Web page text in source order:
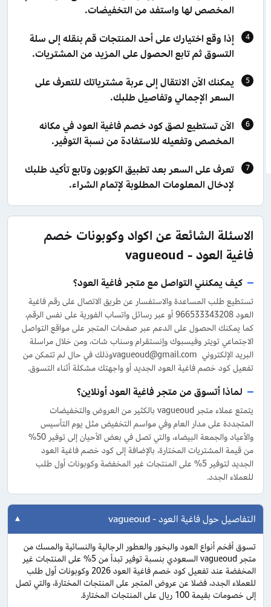
المخصص لها واستفد من التخفيضات.
إذا وقع اختيارك على أحد المنتجات قم بنقله إلى سلة
التسوق ثم تابع الحصول على المزيد من المشتريات.
يمكنك الآن الانتقال إلى عربة مشترياتك للتعرف على
السعر الإجمالي وتفاصيل طلبك.
الآن تستطيع لصق كود خصم فاغية العود في مكانه
المخصص وتفعيله للاستفادة من نسبة التوفير.
تعرف على السعر بعد تطبيق الكوبون وتابع تأكيد طلبك
لإدخال المعلومات المطلوبة لإتمام الشراء.
الاسئلة الشائعة عن اكواد وكوبونات خصم
فاغية العود - vagueoud
كيف يمكنني التواصل مع متجر فاغية العود؟
تستطيع طلب المساعدة والاستفسار عن طريق الاتصال على رقم فاغية
العود 966533343208 أو عبر رسائل واتساب الفورية على نفس الرقم،
كما يمكنك الحصول على الدعم عبر صفحات المتجر على مواقع التواصل
الاجتماعي تويتر وفيسبوك وإنستقرام وسناب شات، ومن خلال مراسلة
البريد الإلكتروني vagueoud@gmail.comوذلك في حال لم تتمكن من
تفعيل كود خصم فاغية العود الجديد أو واجهتك مشكلة أثناء التسوق.
لماذا أتسوق من متجر فاغية العود أونلاين؟
يتمتع عملاء متجر vagueoud بالكثير من العروض والتخفيضات
المتجددة على مدار العام وفي مواسم التخفيض مثل يوم التأسيس
والأعياد والجمعة البيضاء، والتي تصل في بعض الأحيان إلى توفير 50%
من قيمة المشتريات المختارة، بالإضافة إلى كود خصم فاغية العود
الجديد لتوفير 5% على المنتجات غير المخفضة وكوبونات أول طلب
للعملاء الجدد.
التفاصيل حول فاغية العود - vagueoud
تسوق أفخم أنواع العود والبخور والعطور الرجالية والنسائية والمسك من
متجر vagueoud السعودي بنسبة توفير تبدأ من 5% على المنتجات غير
المخفضة عند تفعيل كود خصم فاغية العود 2026 وكوبونات أول طلب
للعملاء الجدد، فضلا عن عروض المتجر على المنتجات المختارة، والتي تصل
إلى خصومات بقيمة 100 ريال على المنتجات المختارة.